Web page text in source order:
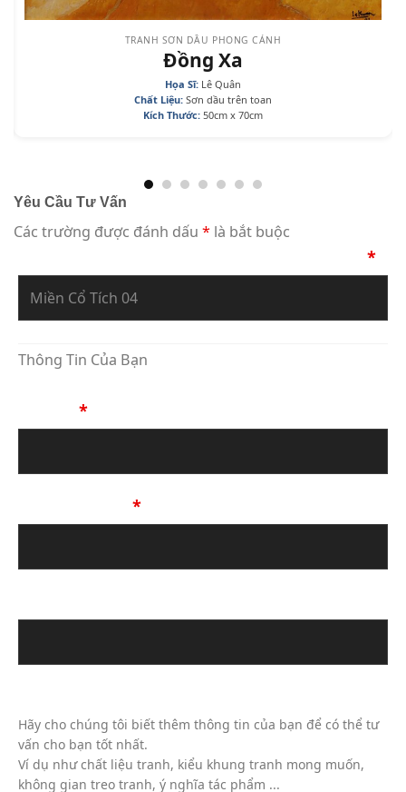
TRANH SƠN DẦU PHONG CẢNH
Đồng Xa
Họa Sĩ: Lê Quân
Chất Liệu: Sơn dầu trên toan
Kích Thước: 50cm x 70cm
Yêu Cầu Tư Vấn
Các trường được đánh dấu * là bắt buộc
*
Thông Tin Của Bạn
*
*
Hãy cho chúng tôi biết thêm thông tin của bạn để có thể tư
vấn cho bạn tốt nhất.
Ví dụ như chất liệu tranh, kiểu khung tranh mong muốn,
không gian treo tranh, ý nghĩa tác phẩm ...